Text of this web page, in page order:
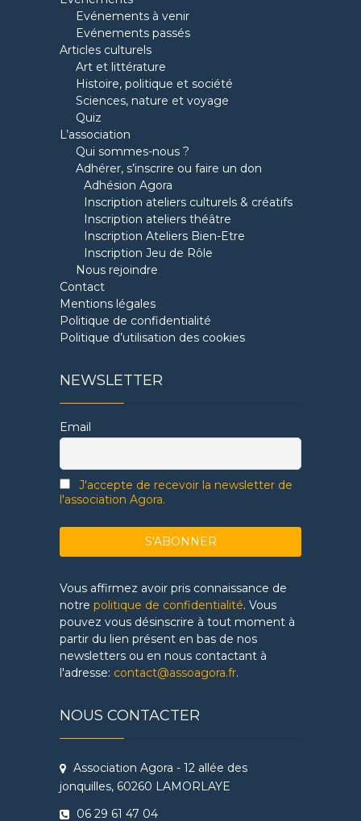
Evénements à venir
Evénements passés
Articles culturels
Art et littérature
Histoire, politique et société
Sciences, nature et voyage
Quiz
L’association
Qui sommes-nous ?
Adhérer, s’inscrire ou faire un don
Adhésion Agora
Inscription ateliers culturels & créatifs
Inscription ateliers théâtre
Inscription Ateliers Bien-Etre
Inscription Jeu de Rôle
Nous rejoindre
Contact
Mentions légales
Politique de confidentialité
Politique d’utilisation des cookies
NEWSLETTER
Email
J'accepte de recevoir la newsletter de
l'association Agora.
Vous affirmez avoir pris connaissance de
notre politique de confidentialité. Vous
pouvez vous désinscrire à tout moment à
partir du lien présent en bas de nos
newsletters ou en nous contactant à
l'adresse: contact@assoagora.fr.
NOUS CONTACTER
Association Agora - 12 allée des
jonquilles, 60260 LAMORLAYE
06 29 61 47 04